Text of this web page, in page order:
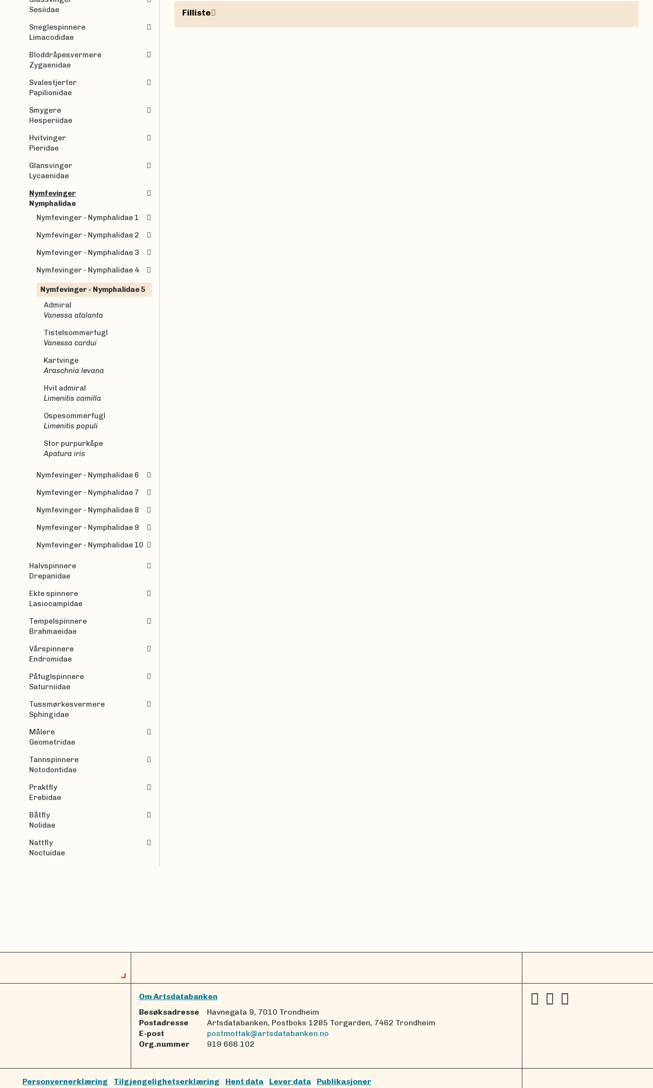
Filliste
Sesiidae
Sneglespinnere
Limacodidae
Bloddråpesvermere
Zygaenidae
Svalestjerter
Papilionidae
Smygere
Hesperiidae
Hvitvinger
Pieridae
Glansvinger
Lycaenidae
Nymfevinger
Nymphalidae
Nymfevinger - Nymphalidae 1
Nymfevinger - Nymphalidae 2
Nymfevinger - Nymphalidae 3
Nymfevinger - Nymphalidae 4
Nymfevinger - Nymphalidae 5
Admiral
Vanessa atalanta
Tistelsommerfugl
Vanessa cardui
Kartvinge
Araschnia levana
Hvit admiral
Limenitis camilla
Ospesommerfugl
Limenitis populi
Stor purpurkåpe
Apatura iris
Nymfevinger - Nymphalidae 6
Nymfevinger - Nymphalidae 7
Nymfevinger - Nymphalidae 8
Nymfevinger - Nymphalidae 9
Nymfevinger - Nymphalidae 10
Halvspinnere
Drepanidae
Ekte spinnere
Lasiocampidae
Tempelspinnere
Brahmaeidae
Vårspinnere
Endromidae
Påfuglspinnere
Saturniidae
Tussmørkesvermere
Sphingidae
Målere
Geometridae
Tannspinnere
Notodontidae
Praktfly
Erebidae
Båtfly
Nolidae
Nattfly
Noctuidae
Om Artsdatabanken
Besøksadresse
Havnegata 9, 7010 Trondheim
Postadresse
Artsdatabanken, Postboks 1285 Torgarden, 7462 Trondheim
E-post
postmottak@artsdatabanken.no
Org.nummer
919 666 102
Personvernerklæring Tilgjengelighetserklæring Hent data Lever data Publikasjoner